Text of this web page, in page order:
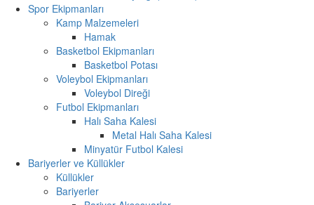
Spor Ekipmanları
Kamp Malzemeleri
Hamak
Basketbol Ekipmanları
Basketbol Potası
Voleybol Ekipmanları
Voleybol Direği
Futbol Ekipmanları
Halı Saha Kalesi
Metal Halı Saha Kalesi
Minyatür Futbol Kalesi
Bariyerler ve Küllükler
Küllükler
Bariyerler